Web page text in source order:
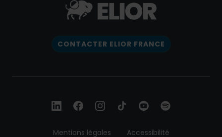
CONTACTER ELIOR FRANCE
Mentions légales Accessibilité